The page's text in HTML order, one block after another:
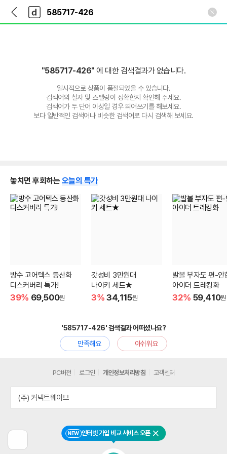
다
나
와
가
다
와
"585717-426"에 대한 검색결과가 없습니다.
일시적으로 상품이 품절되었을 수 있습니다.
검색어의 철자 및 스펠링이 정확한지 확인해 주세요.
검색어가 두 단어 이상일 경우 띄어쓰기를 해보세요.
보다 일반적인 검색어나 비슷한 검색어로 다시 검색해 보세요.
놓치면 후회하는 오늘의 특가
방수 고어텍스 등산화
디스커버리 특가!
39% 69,500원
갓성비 3만원대
나이키 세트★
3% 34,115원
발볼 부자도 편-안
아이더 트레킹화
32% 59,410원
'585717-426' 검색결과 어떠셨나요?
만족해요
아쉬워요
전
NEW 인터넷 가입 비교 서비스 오픈 닫기
PC버전 로그인 개인정보처리방침 고객센터
(주) 커넥트웨이브